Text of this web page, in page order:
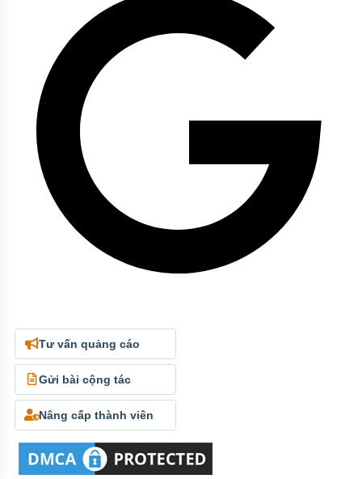
Tư vấn quảng cáo
Gửi bài cộng tác
Nâng cấp thành viên